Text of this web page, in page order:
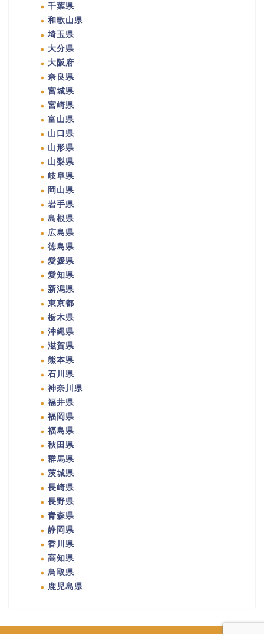
千葉県
和歌山県
埼玉県
大分県
大阪府
奈良県
宮城県
宮崎県
富山県
山口県
山形県
山梨県
岐阜県
岡山県
岩手県
島根県
広島県
徳島県
愛媛県
愛知県
新潟県
東京都
栃木県
沖縄県
滋賀県
熊本県
石川県
神奈川県
福井県
福岡県
福島県
秋田県
群馬県
茨城県
長崎県
長野県
青森県
静岡県
香川県
高知県
鳥取県
鹿児島県